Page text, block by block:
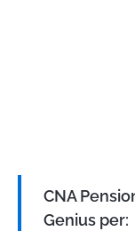
CNA
Genius per: